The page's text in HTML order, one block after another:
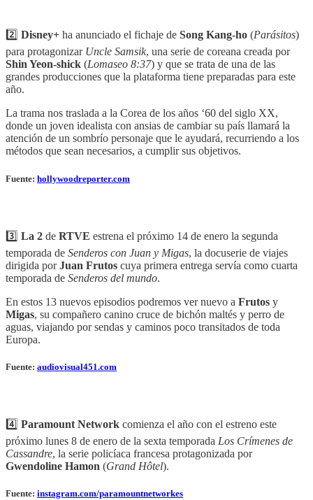
2️⃣ Disney+ ha anunciado el fichaje de Song Kang-ho (Parásitos)
para protagonizar Uncle Samsik, una serie de coreana creada por
Shin Yeon-shick (Lomaseo 8:37) y que se trata de una de las
grandes producciones que la plataforma tiene preparadas para este
año.
La trama nos traslada a la Corea de los años ‘60 del siglo XX,
donde un joven idealista con ansias de cambiar su país llamará la
atención de un sombrío personaje que le ayudará, recurriendo a los
métodos que sean necesarios, a cumplir sus objetivos.
Fuente: hollywoodreporter.com
3️⃣ La 2 de RTVE estrena el próximo 14 de enero la segunda
temporada de Senderos con Juan y Migas, la docuserie de viajes
dirigida porJuan Frutos cuya primera entrega servía como cuarta
temporada de Senderos del mundo.
En estos 13 nuevos episodios podremos ver nuevo a Frutos y
Migas, su compañero canino cruce de bichón maltés y perro de
aguas, viajando por sendas y caminos poco transitados de toda
Europa.
Fuente: audiovisual451.com
4️⃣ Paramount Network comienza el año con el estreno este
próximo lunes 8 de enero de la sexta temporada Los Crímenes de
Cassandre, la serie policíaca francesa protagonizada por
Gwendoline Hamon (Grand Hôtel).
Fuente: instagram.com/paramountnetworkes